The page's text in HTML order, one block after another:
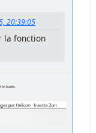
20:39:05
la fonction